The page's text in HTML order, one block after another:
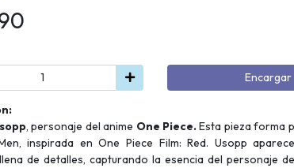
Encargar
, personaje del anime One Piece.Esta pieza forma
inspirada en One Piece Film: Red. Usopp
de detalles, capturando la esencia del personaje